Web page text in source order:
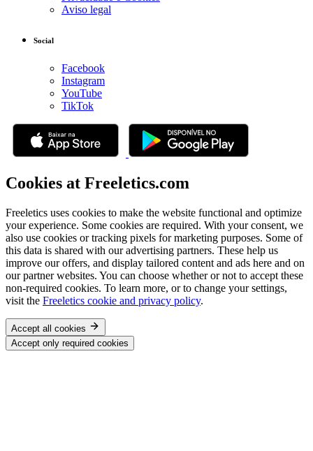
Aviso legal
Social
Facebook
Instagram
YouTube
TikTok
Cookies at Freeletics.com
Freeletics uses cookies to make the website functional and optimize
your experience. Some cookies are required. With your consent, we
also use cookies or tracking pixels for marketing purposes. Some of
this data is shared with our advertising partners. These help us
improve our offers, and display tailored content and ads here and on
our partner websites. You can choose whether or not to accept these
non-required cookies. To learn more, or to change your settings,
visit the Freeletics cookie and privacy policy.
Accept all cookies
Accept only required cookies